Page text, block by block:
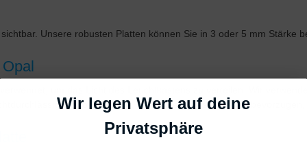
Unsere robusten Platten können Sie in 3 oder 5 mm Stärke
um das Licht des Leuchtkastens zu verteilen. Wir
von ca. 30%. Wenn Sie klares Plexiglas
Wir legen Wert auf deine
Privatsphäre